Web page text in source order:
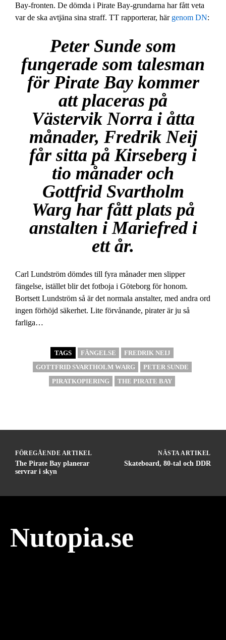
Bay-fronten. De dömda i Pirate Bay-grundarna har fått veta
var de ska avtjäna sina straff. TT rapporterar, här genom DN:
Peter Sunde som
fungerade som talesman
för Pirate Bay kommer
att placeras på
Västervik Norra i åtta
månader, Fredrik Neij
får sitta på Kirseberg i
tio månader och
Gottfrid Svartholm
Warg har fått plats på
anstalten i Mariefred i
ett år.
Carl Lundström dömdes till fyra månader men slipper
fängelse, istället blir det fotboja i Göteborg för honom.
Bortsett Lundström så är det normala anstalter, med andra ord
ingen förhöjd säkerhet. Lite förvånande, pirater är ju så
farliga…
TAGS FÄNGELSE
FREDRIK NEIJ
GOTTFRID SVARTHOLM WARG
PETER SUNDE
PIRATKOPIERING
THE PIRATE BAY
FÖREGÅENDE ARTIKEL
The Pirate Bay planerar
servrar i skyn
NÄSTA ARTIKEL
Skateboard, 80-tal och DDR
Nutopia.se